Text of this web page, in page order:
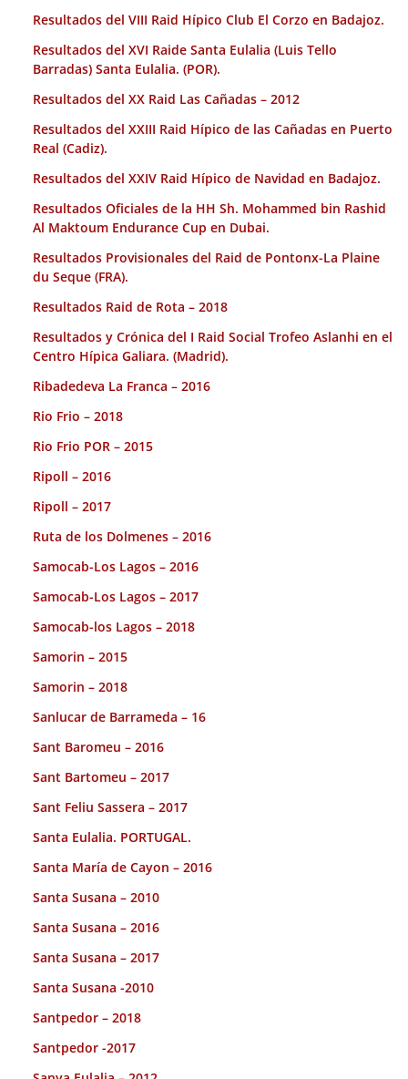
Resultados del VIII Raid Hípico Club El Corzo en Badajoz.
Resultados del XVI Raide Santa Eulalia (Luis Tello
Barradas) Santa Eulalia. (POR).
Resultados del XX Raid Las Cañadas – 2012
Resultados del XXIII Raid Hípico de las Cañadas en Puerto
Real (Cadiz).
Resultados del XXIV Raid Hípico de Navidad en Badajoz.
Resultados Oficiales de la HH Sh. Mohammed bin Rashid
Al Maktoum Endurance Cup en Dubai.
Resultados Provisionales del Raid de Pontonx-La Plaine
du Seque (FRA).
Resultados Raid de Rota – 2018
Resultados y Crónica del I Raid Social Trofeo Aslanhi en el
Centro Hípica Galiara. (Madrid).
Ribadedeva La Franca – 2016
Rio Frio – 2018
Rio Frio POR – 2015
Ripoll – 2016
Ripoll – 2017
Ruta de los Dolmenes – 2016
Samocab-Los Lagos – 2016
Samocab-Los Lagos – 2017
Samocab-los Lagos – 2018
Samorin – 2015
Samorin – 2018
Sanlucar de Barrameda – 16
Sant Baromeu – 2016
Sant Bartomeu – 2017
Sant Feliu Sassera – 2017
Santa Eulalia. PORTUGAL.
Santa María de Cayon – 2016
Santa Susana – 2010
Santa Susana – 2016
Santa Susana – 2017
Santa Susana -2010
Santpedor – 2018
Santpedor -2017